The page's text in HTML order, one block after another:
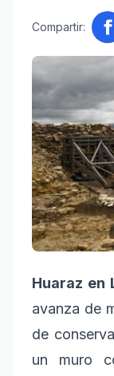
Compartir:
Huaraz en
avanza de
de
un muro